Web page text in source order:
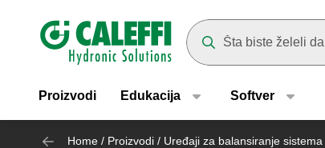
Header main navigation
Proizvodi Edukacija Softver
Home / Proizvodi / Uređaji za balansiranje sistema